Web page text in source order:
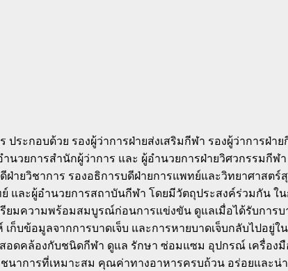
ระกอบด้วย รองผู้ว่าการฝ่ายส่งเสริมกีฬา รองผู้ว่าการฝ่า
นวยการสำนักผู้ว่าการ และ ผู้อำนวยการฝ่ายวิศวกรรมกี
ยวิชาการ รองอธิการบดีฝ่ายการแพทย์และวิทยาศาสตร์
ะผู้อำนวยการสถาบันกีฬา โดยมีวัตถุประสงค์ร่วมกัน ใ
มความพร้อมสมบูรณ์ก่อนการแข่งขัน ดูแลเมื่อได้รับการบ
ก็บข้อมูลจากการบาดเจ็บ และการหายบาดเจ็บกลับไปอยู่
ดคล้องกับชนิดกีฬา ดูแล รักษา ซ่อมแซม อุปกรณ์ เครื่อง
นาการที่เหมาะสม คุณค่าทางอาหารครบถ้วน อร่อยและน่